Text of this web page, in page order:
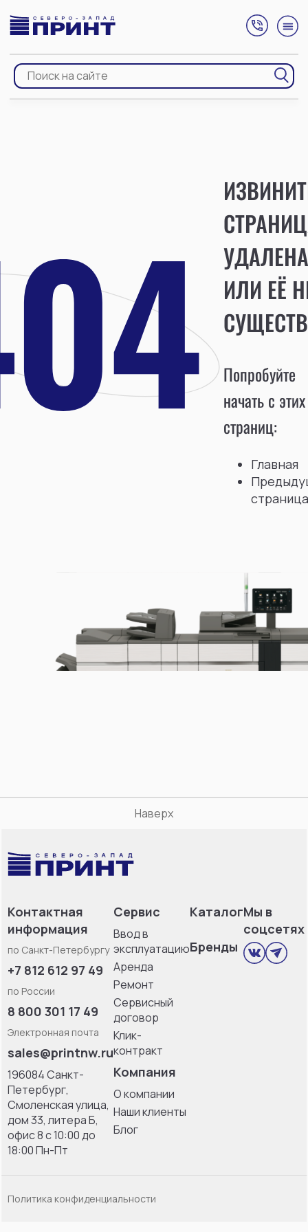
УДАЛЕНА
ИЛИ ЕЁ
Попробуйте
начать с этих
страниц:
Главная
страница
Наверх
Контактная
информация
по Санкт-Петербургу
+7 812 612 97 49
по России
8 800 301 17 49
Электронная почта
sales@printnw.ru
196084 Санкт-
Петербург,
Смоленская улица,
дом 33, литерa Б,
офис 8 с 10:00 до
18:00 Пн-Пт
Сервис
Ввод в
эксплуатацию
Аренда
Ремонт
Сервисный
договор
Клик-
контракт
Компания
О компании
Наши клиенты
Блог
Каталог
Бренды
Мы в
соцсетях
Политика конфиденциальности